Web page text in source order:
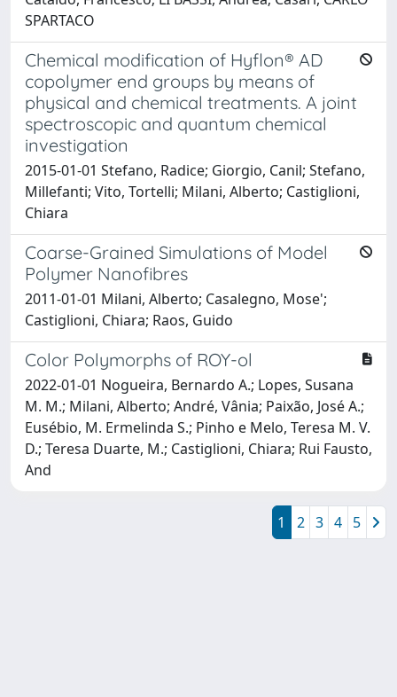
SPARTACO
Chemical modification of Hyflon® AD
copolymer end groups by means of
physical and chemical treatments. A joint
spectroscopic and quantum chemical
investigation
2015-01-01 Stefano, Radice; Giorgio, Canil; Stefano,
Millefanti; Vito, Tortelli; Milani, Alberto; Castiglioni,
Chiara
Coarse-Grained Simulations of Model
Polymer Nanofibres
2011-01-01 Milani, Alberto; Casalegno, Mose';
Castiglioni, Chiara; Raos, Guido
Color Polymorphs of ROY-ol
2022-01-01 Nogueira, Bernardo A.; Lopes, Susana
M. M.; Milani, Alberto; André, Vânia; Paixão, José A.;
Eusébio, M. Ermelinda S.; Pinho e Melo, Teresa M. V.
D.; Teresa Duarte, M.; Castiglioni, Chiara; Rui Fausto,
And
1 2 3 4 5